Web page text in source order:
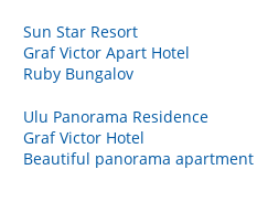
Sun Star Resort
Graf Victor Apart Hotel
Ruby Bungalov
Ulu Panorama Residence
Graf Victor Hotel
Beautiful panorama apartment